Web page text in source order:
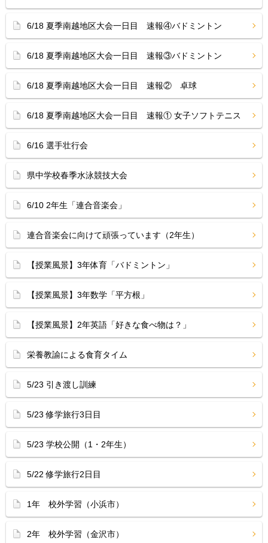
6/18 夏季南越地区大会一日目 速報④バドミントン
6/18 夏季南越地区大会一日目 速報③バドミントン
6/18 夏季南越地区大会一日目 速報② 卓球
6/18 夏季南越地区大会一日目 速報① 女子ソフトテニス
6/16 選手壮行会
県中学校春季水泳競技大会
6/10 2年生「連合音楽会」
連合音楽会に向けて頑張っています（2年生）
【授業風景】3年体育「バドミントン」
【授業風景】3年数学「平方根」
【授業風景】2年英語「好きな食べ物は？」
栄養教諭による食育タイム
5/23 引き渡し訓練
5/23 修学旅行3日目
5/23 学校公開（1・2年生）
5/22 修学旅行2日目
1年 校外学習（小浜市）
2年 校外学習（金沢市）